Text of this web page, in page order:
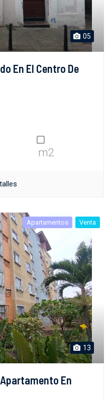
05
En El Centro De
m2
Apartamentos Venta
13
En